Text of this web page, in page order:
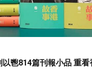
鬯814篇刊報小品 重看